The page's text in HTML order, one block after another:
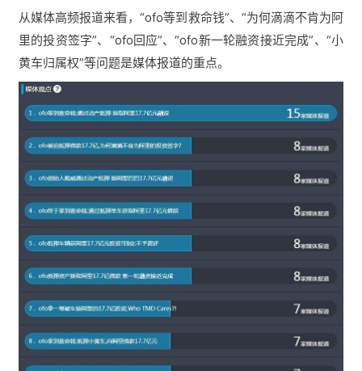
从媒体高频报道来看，“ofo等到救命钱”、“为何滴滴不肯为阿
里的投资签字”、“ofo回应”、“ofo新一轮融资接近完成”、“小
黄车归属权”等问题是媒体报道的重点。